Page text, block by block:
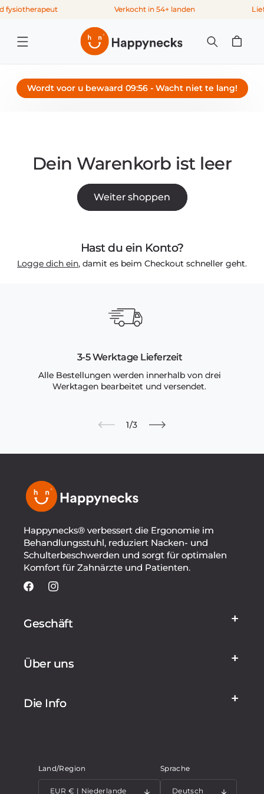
zum
fysiotherapeut Verkocht in 54+ landen
Warenkorb
Wordt voor u bewaard 09:56- Wacht niet te lang!
Dein Warenkorb ist leer
Weiter shoppen
Hast du ein Konto?
Logge dich ein, damit es beim Checkout schneller geht.
3-5 Werktage Lieferzeit
Alle Bestellungen werden innerhalb von drei
Werktagen bearbeitet und versendet.
1/von
3
Happynecks® verbessert die Ergonomie im
Behandlungsstuhl, reduziert Nacken- und
Schulterbeschwerden und sorgt für optimalen
Komfort für Zahnärzte und Patienten.
FacebookInstagram
Geschäft
Über uns
Die Info
Land/Region
EUR € | Niederlande
Sprache
Deutsch